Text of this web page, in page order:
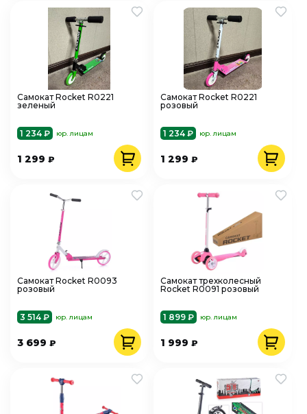
Самокат Rocket R0221
зеленый
1 234 ₽ юр. лицам
1 299 ₽
Самокат Rocket R0221
розовый
1 234 ₽ юр. лицам
1 299₽
Самокат Rocket R0093
розовый
3 514 ₽ юр. лицам
3 699 ₽
Самокат трехколесный
Rocket R0091 розовый
1 899 ₽ юр. лицам
1 999₽